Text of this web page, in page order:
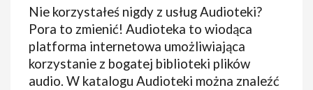
Nie korzystałeś nigdy z usług Audioteki?
Pora to zmienić! Audioteka to wiodąca
platforma internetowa umożliwiająca
korzystanie z bogatej biblioteki plików
audio. W katalogu Audioteki można znaleźć